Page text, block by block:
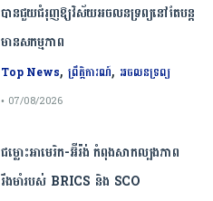
បាន​ជួយ​ជំរុញឱ្យវិស័យ​អចលនទ្រព្យនៅតែបន្ត​
មានសកម្មភាព
Top News,ព្រឹត្តិការណ៍, អចលនទ្រព្យ
• 07/08/2026
ជម្លោះ​អាមេរិក​-​អ៊ីរ៉ង់​ ​កំពុង​សាកល្បង​ភាព​
រឹងមាំ​របស់​ ​BRICS​ ​និង​ ​SCO​